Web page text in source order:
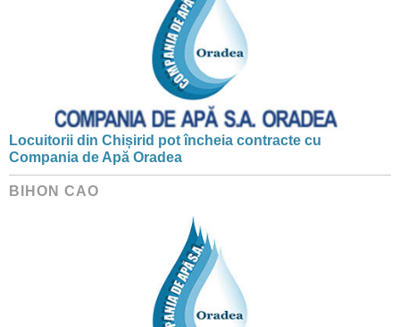
Locuitorii din Chișirid pot încheia contracte cu
Compania de Apă Oradea
BIHON CAO